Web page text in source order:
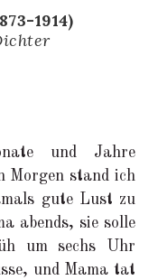
1914)
Morgen stand ich
gute Lust zu
abends, sie solle
um sechs Uhr
und Mama tat